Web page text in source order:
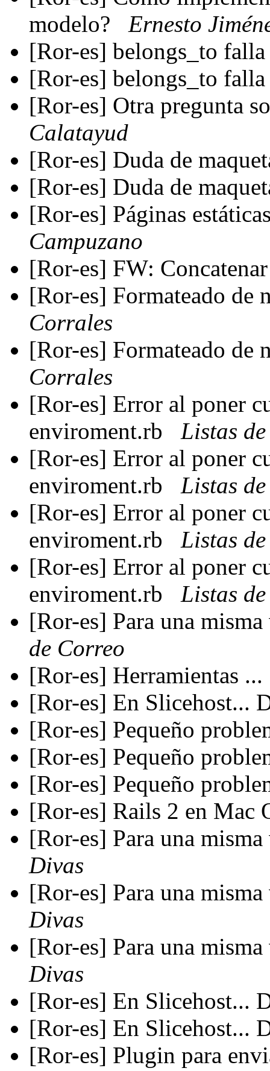
modelo?
Ernesto
[Ror-es] belongs_to
[Ror-es] belongs_to
[Ror-es] Otra pregunta
Calatayud
[Ror-es] Duda de
[Ror-es] Duda de
[Ror-es] Páginas
Campuzano
[Ror-es] FW:
[Ror-es] Formateado de
Corrales
[Ror-es] Formateado de
Corrales
[Ror-es] Error al poner
enviroment.rb
Listas
[Ror-es] Error al poner
enviroment.rb
Listas
[Ror-es] Error al poner
enviroment.rb
Listas
[Ror-es] Error al poner
enviroment.rb
Listas
[Ror-es] Para una
de Correo
[Ror-es] Herramientas ...
[Ror-es] En Slicehost...
[Ror-es] Pequeño
[Ror-es] Pequeño
[Ror-es] Pequeño
[Ror-es] Rails 2 en Mac
[Ror-es] Para una
Divas
[Ror-es] Para una
Divas
[Ror-es] Para una
Divas
[Ror-es] En Slicehost...
[Ror-es] En Slicehost...
[Ror-es] Plugin para